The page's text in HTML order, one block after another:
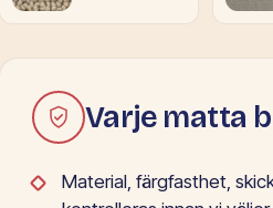
Varje matta
Material, färgfasthet,